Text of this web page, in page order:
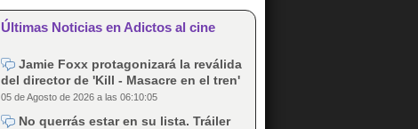
Últimas Noticias en Adictos al cine
Jamie Foxx protagonizará la reválida
del director de 'Kill - Masacre en el tren'
05 de Agosto de 2026 a las 06:10:05
No querrás estar en su lista. Tráiler